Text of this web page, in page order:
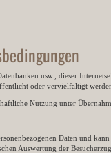
usw., dieser
oder vervielfältigt
Nutzung unter
Daten und
Auswertung der